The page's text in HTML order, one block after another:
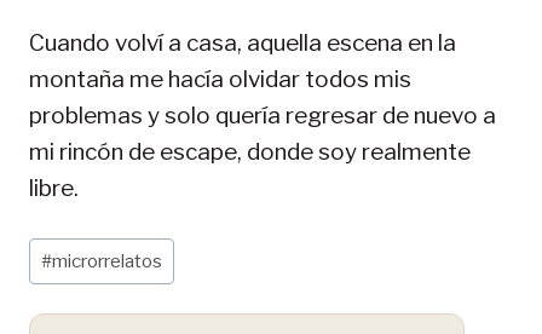
Cuando volví a casa, aquella escena en la
montaña me hacía olvidar todos mis
problemas y solo quería regresar de nuevo a
mi rincón de escape, donde soy realmente
libre.
Etiquetas
de
la
#microrrelatos